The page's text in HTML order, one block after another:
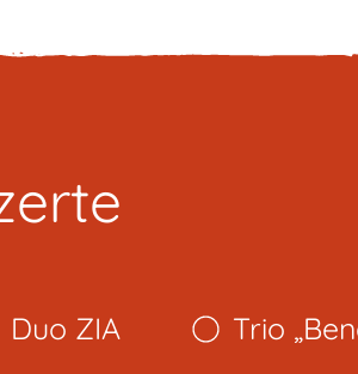
Duo ZIA Trio